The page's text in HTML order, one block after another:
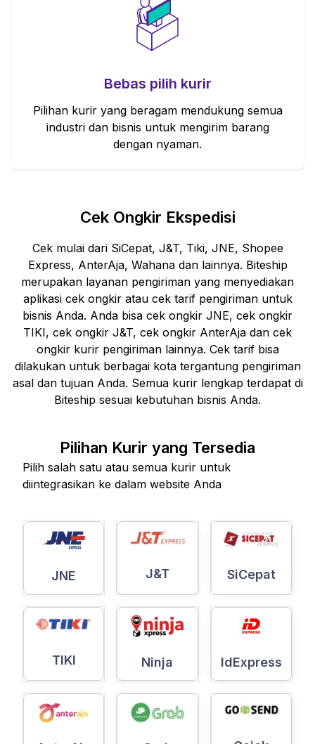
Bebas pilih kurir
Pilihan kurir yang beragam mendukung semua
industri dan bisnis untuk mengirim barang
dengan nyaman.
Cek Ongkir Ekspedisi
Cek mulai dari SiCepat, J&T, Tiki, JNE, Shopee
Express, AnterAja, Wahana dan lainnya. Biteship
merupakan layanan pengiriman yang menyediakan
aplikasi cek ongkir atau cek tarif pengiriman untuk
bisnis Anda. Anda bisa cek ongkir JNE, cek ongkir
TIKI, cek ongkir J&T, cek ongkir AnterAja dan cek
ongkir kurir pengiriman lainnya. Cek tarif bisa
dilakukan untuk berbagai kota tergantung pengiriman
asal dan tujuan Anda. Semua kurir lengkap terdapat di
Biteship sesuai kebutuhan bisnis Anda.
Pilihan Kurir yang Tersedia
Pilih salah satu atau semua kurir untuk
diintegrasikan ke dalam website Anda
JNE J&T SiCepat
TIKI Ninja IdExpress